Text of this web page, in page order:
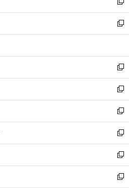
開
く
ド
ウ
で
開
ィ
ン
ド
ウ
開
く
い
ウ
ィ
ン
ウ
で
開
く
新
し
い
ウ
ン
ド
ウ
で
開
く
新
し
ウ
ィ
ン
ド
ウ
で
開
く
新
し
い
ウ
ィ
ン
ド
ウ
で
開
く
新
し
い
ウ
ィ
ン
ド
ウ
で
新
し
い
ウ
ィ
ン
ド
新
し
い
ウ
ィ
新
し
い
新